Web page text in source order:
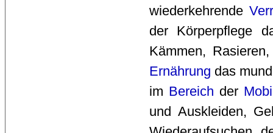
wiederkehrende
der Körperpflege
Kämmen,
Ernährung das
im Bereich der
und Auskleiden,